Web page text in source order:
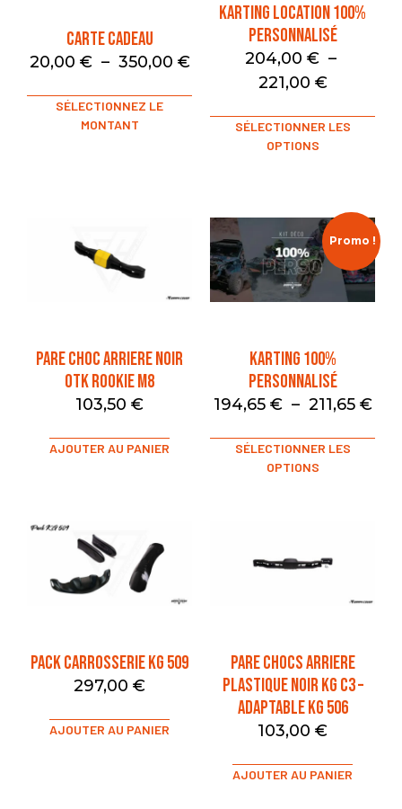
Carte Cadeau
20,00 € – 350,00 €
SÉLECTIONNEZ LE
MONTANT
Karting Location 100%
Personnalisé
204,00 € –
221,00 €
SÉLECTIONNER LES
OPTIONS
PARE CHOC ARRIERE NOIR
OTK Rookie M8
103,50 €
AJOUTER AU PANIER
Promo !
Karting 100%
Personnalisé
194,65 € – 211,65 €
SÉLECTIONNER LES
OPTIONS
PACK CARROSSERIE KG 509
297,00 €
AJOUTER AU PANIER
PARE CHOCS ARRIERE
PLASTIQUE NOIR KG C3 –
ADAPTABLE KG 506
103,00 €
AJOUTER AU PANIER